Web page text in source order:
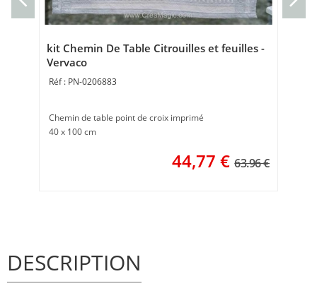
kit Chemin De Table Citrouilles et feuilles -
Vervaco
PN-0206883
Chemin de table point de croix imprimé
40 x 100 cm
44,77 € 63.96 €
DESCRIPTION